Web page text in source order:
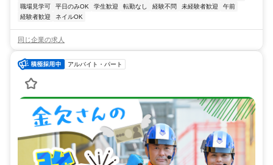
職場見学可
平日のみOK 学生歓迎 転勤なし 経験不問 未経験者歓迎
午前
経験者歓迎
ネイルOK
同じ企業の求人
アルバイト・パート